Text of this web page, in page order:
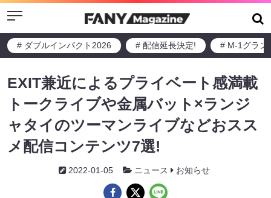
Menu
# ダブルインパクト2026 # 配信延長決定! # M-1グラン
EXIT兼近によるプライベート感満載
トークライブや金属バット×ランジ
ャタイのツーマンライブなどおスス
メ配信コンテンツ7選!
2022-01-05 ニュース お知らせ